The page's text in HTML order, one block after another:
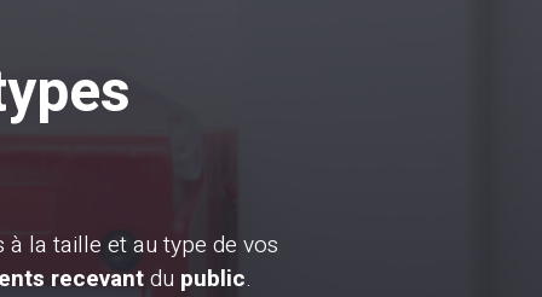
à la taille et au type de vos
recevantdu public.